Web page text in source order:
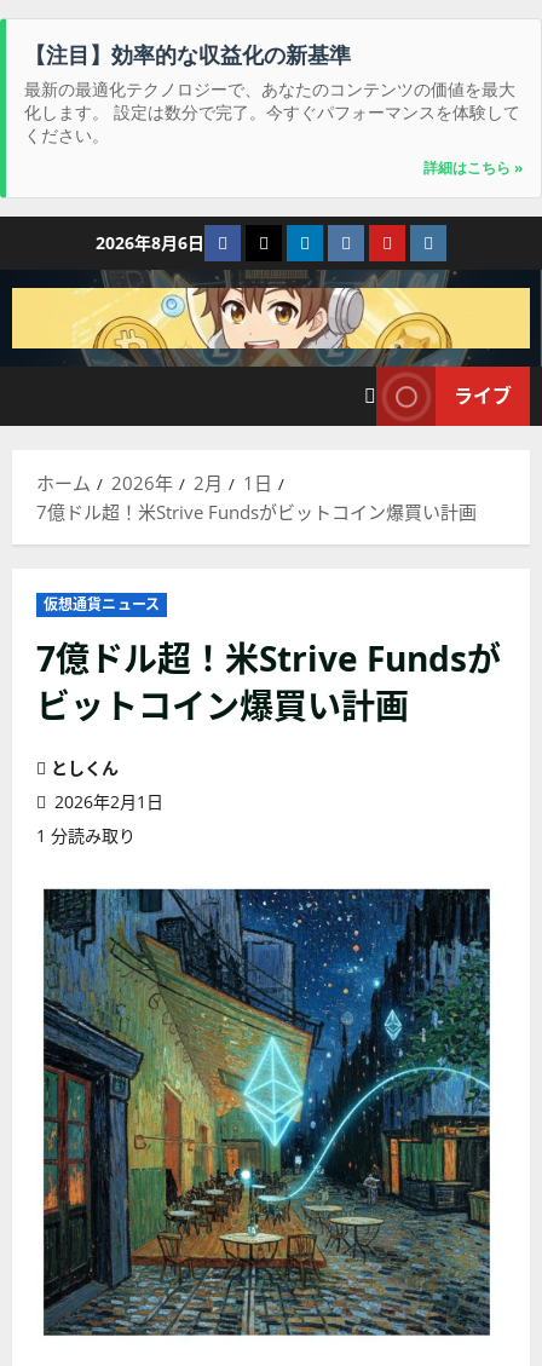
【注目】効率的な収益化の新基準
最新の最適化テクノロジーで、あなたのコンテンツの価値を最大
化します。 設定は数分で完了。今すぐパフォーマンスを体験して
ください。
詳細はこちら »
テ
ツ
2026年8月6日 Facebook
TwitterLinkedIn
VK YouTubeInstagram
ライブ
ホーム 2026年 2月
1日
7億ドル超！米Strive Fundsがビットコイン爆買い計画
仮想通貨ニュース
7億ドル超！米Strive Fundsが
ビットコイン爆買い計画
としくん
2026年2月1日
1 分読み取り